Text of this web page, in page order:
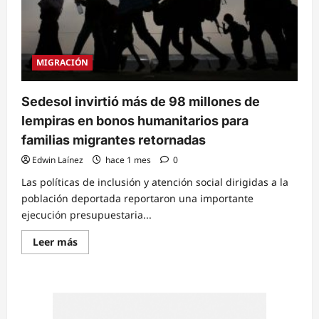
MIGRACIÓN
Sedesol invirtió más de 98 millones de
lempiras en bonos humanitarios para
familias migrantes retornadas
Edwin Laínez hace 1 mes 0
Las políticas de inclusión y atención social dirigidas a la
población deportada reportaron una importante
ejecución presupuestaria...
Leer másRead
more